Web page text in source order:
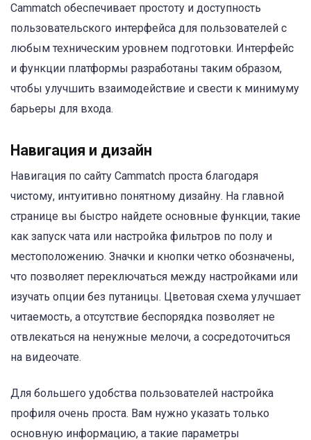
Cammatch обеспечивает простоту и доступность
пользовательского интерфейса для пользователей с
любым техническим уровнем подготовки. Интерфейс
и функции платформы разработаны таким образом,
чтобы улучшить взаимодействие и свести к минимуму
барьеры для входа.
Навигация и дизайн
Навигация по сайту Cammatch проста благодаря
чистому, интуитивно понятному дизайну. На главной
странице вы быстро найдете основные функции, такие
как запуск чата или настройка фильтров по полу и
местоположению. Значки и кнопки четко обозначены,
что позволяет переключаться между настройками или
изучать опции без путаницы. Цветовая схема улучшает
читаемость, а отсутствие беспорядка позволяет не
отвлекаться на ненужные мелочи, а сосредоточиться
на видеочате.
Для большего удобства пользователей настройка
профиля очень проста. Вам нужно указать только
основную информацию, а такие параметры